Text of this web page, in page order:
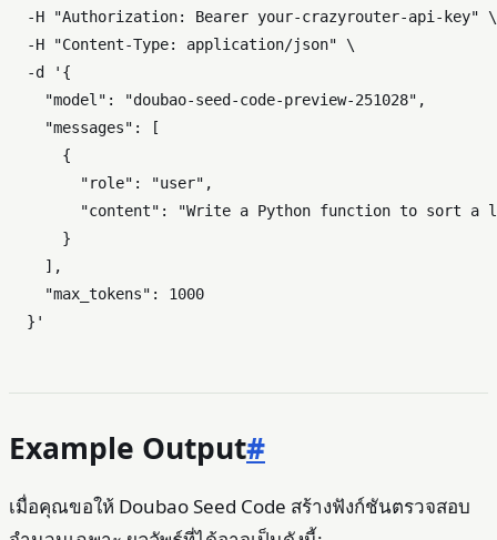
  -H
"Authorization: Bearer your-crazyrouter-api-key" \
  -H
"Content-Type: application/json" \
  -d
'{
    "model": "doubao-seed-code-preview-251028",
    "messages": [
      {
        "role": "user",
"content": "Write a Python function to sort a
      }
    ],
    "max_tokens": 1000
  }'
Example Output#
เมื่อคุณขอให้ Doubao Seed Code สร้างฟังก์ชันตรวจสอบ